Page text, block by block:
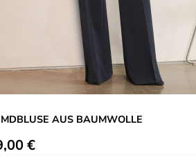
AUS BAUMWOLLE
Preis:
€